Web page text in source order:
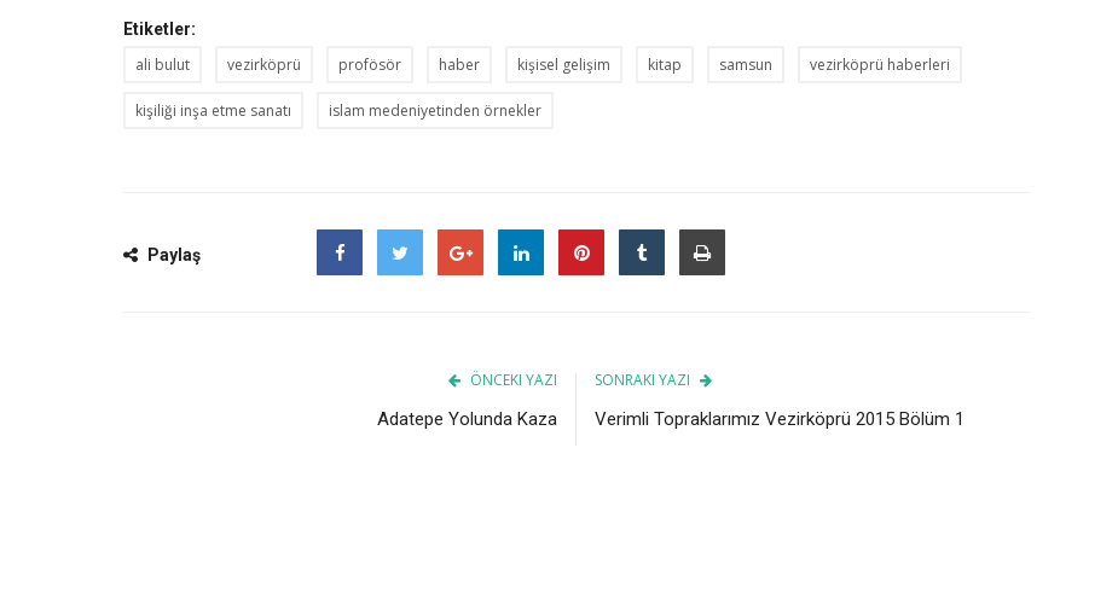
Etiketler:
ali bulut vezirköprü profösör haber kişisel gelişim kitap samsun vezirköprü haberleri
kişiliği inşa etme sanatı islam medeniyetinden örnekler
Paylaş
ÖNCEKI YAZI
Adatepe Yolunda Kaza
SONRAKI YAZI
Verimli Topraklarımız Vezirköprü 2015 Bölüm 1